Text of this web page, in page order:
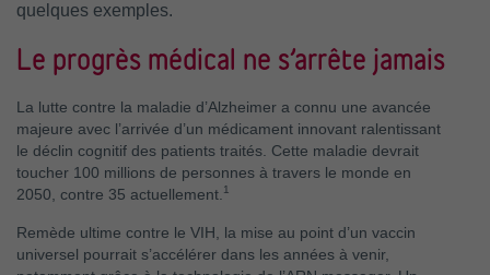
quelques exemples.
Le progrès médical ne s’arrête jamais
La lutte contre la maladie d’Alzheimer a connu une avancée
majeure avec l’arrivée d’un médicament innovant ralentissant
le déclin cognitif des patients traités. Cette maladie devrait
toucher 100 millions de personnes à travers le monde en
2050, contre 35 actuellement. 1
Remède ultime contre le VIH, la mise au point d’un vaccin
universel pourrait s’accélérer dans les années à venir,